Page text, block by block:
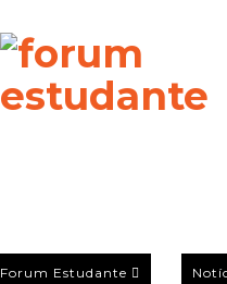
Forum Estudante